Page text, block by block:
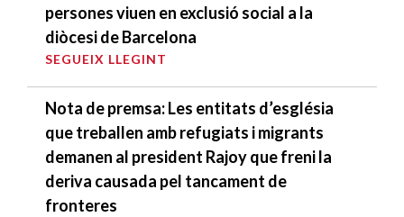
persones viuen en exclusió social a la
diòcesi de Barcelona
SEGUEIX LLEGINT
Nota de premsa: Les entitats d’església
que treballen amb refugiats i migrants
demanen al president Rajoy que freni la
deriva causada pel tancament de
fronteres